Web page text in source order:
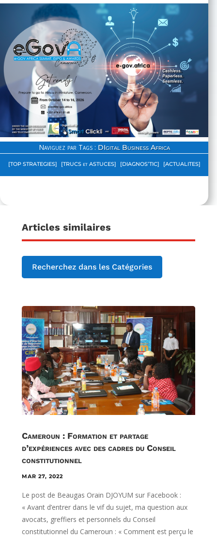
Naviguez par Tags : DIgital Business Africa
[TOP STRATEGIES] [TRUCS et ASTUCES] [DIAGNOS’TIC] [ACTUALITES]
Articles similaires
Recherchez dans les Catégories
Cameroun : Formation et partage
d’expériences avec des cadres du Conseil
constitutionnel
MAR 27, 2022
Le post de Beaugas Orain DJOYUM sur Facebook :
« Avant d’entrer dans le vif du sujet, ma question aux
avocats, greffiers et personnels du Conseil
constitutionnel du Cameroun : « Comment est perçu le